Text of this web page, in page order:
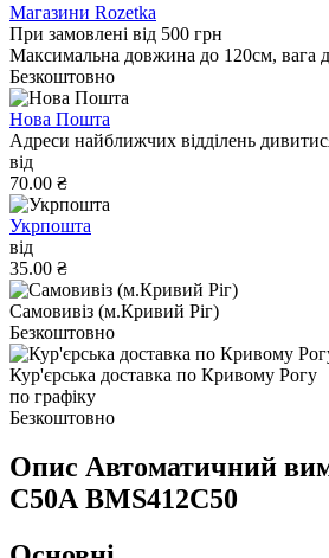
Магазини Rozetka
При замовлені від 500 грн
Максимальна довжина до 120см, вага
Безкоштовно
Нова Пошта
Адреси найближчих відділень
від
70.00 ₴
Укрпошта
від
35.00 ₴
Самовивіз (м.Кривий Ріг)
Безкоштовно
Кур'єрська доставка по Кривому Рогу
по графіку
Безкоштовно
Опис Автоматичний
С50А BMS412C50